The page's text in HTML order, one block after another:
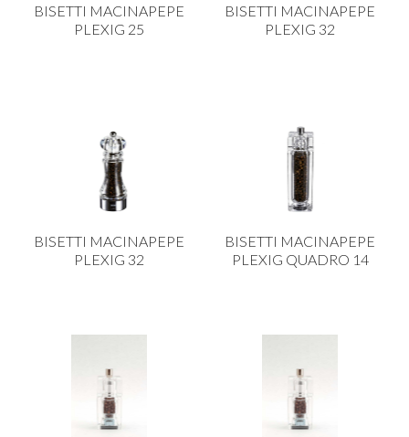
BISETTI MACINAPEPE
PLEXIG 25
BISETTI MACINAPEPE
PLEXIG 32
BISETTI MACINAPEPE
PLEXIG 32
BISETTI MACINAPEPE
PLEXIG QUADRO 14